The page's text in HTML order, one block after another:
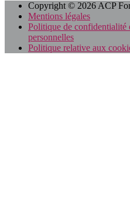
Copyright © 2026 ACP
Mentions légales
Politique de confidentialité
personnelles
Politique relative aux